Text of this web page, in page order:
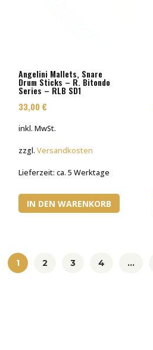
Angelini Mallets, Snare
Drum Sticks – R. Bitondo
Series – RLB SD1
33,00€
inkl. MwSt.
zzgl.Versandkosten
Lieferzeit:ca. 5 Werktage
IN DEN WARENKORB
1 2 3 4 …